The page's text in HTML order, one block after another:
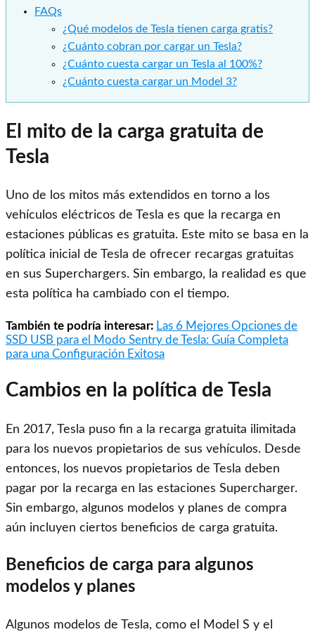
FAQs
¿Qué modelos de Tesla tienen carga gratis?
¿Cuánto cobran por cargar un Tesla?
¿Cuánto cuesta cargar un Tesla al 100%?
¿Cuánto cuesta cargar un Model 3?
El mito de la carga gratuita de
Tesla
Uno de los mitos más extendidos en torno a los
vehículos eléctricos de Tesla es que la recarga en
estaciones públicas es gratuita. Este mito se basa en la
política inicial de Tesla de ofrecer recargas gratuitas
en sus Superchargers. Sin embargo, la realidad es que
esta política ha cambiado con el tiempo.
También te podría interesar: Las 6 Mejores Opciones de
SSD USB para el Modo Sentry de Tesla: Guía Completa
para una Configuración Exitosa
Cambios en la política de Tesla
En 2017, Tesla puso fin a la recarga gratuita ilimitada
para los nuevos propietarios de sus vehículos. Desde
entonces, los nuevos propietarios de Tesla deben
pagar por la recarga en las estaciones Supercharger.
Sin embargo, algunos modelos y planes de compra
aún incluyen ciertos beneficios de carga gratuita.
Beneficios de carga para algunos
modelos y planes
Algunos modelos de Tesla, como el Model S y el